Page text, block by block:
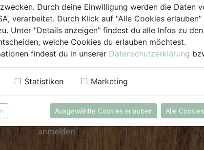
INFORMIERT BLEIBEN
zum Newsletter
anmelden
Durch deine Einwilligung werden die Daten
verarbeitet. Durch Klick auf "Alle Cookies
Unter "Details anzeigen" findest du alle Infos zu
welche Cookies du erlauben möchtest.
findest du in unserer Datenschutzerklärung
Statistiken Marketing
Ausgewählte Cookies erlauben Alle